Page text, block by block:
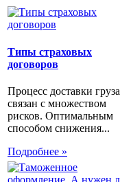
Типы страховых
договоров
Процесс доставки груза
связан с множеством
рисков. Оптимальным
способом снижения...
Подробнее »